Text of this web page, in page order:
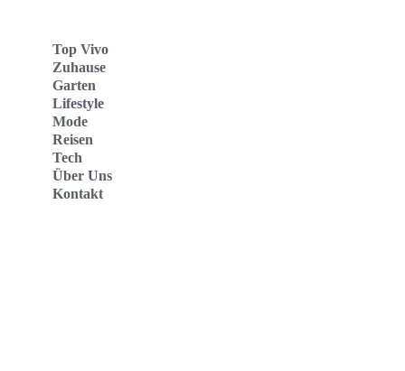
Top Vivo
Zuhause
Garten
Lifestyle
Mode
Reisen
Tech
Über Uns
Kontakt